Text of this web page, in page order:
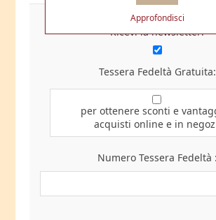
Ricevi la newsletter:
Tessera Fedeltà Gratuita:
per ottenere sconti e
acquisti online e in
Numero Tessera Fedeltà :
Approfondisci